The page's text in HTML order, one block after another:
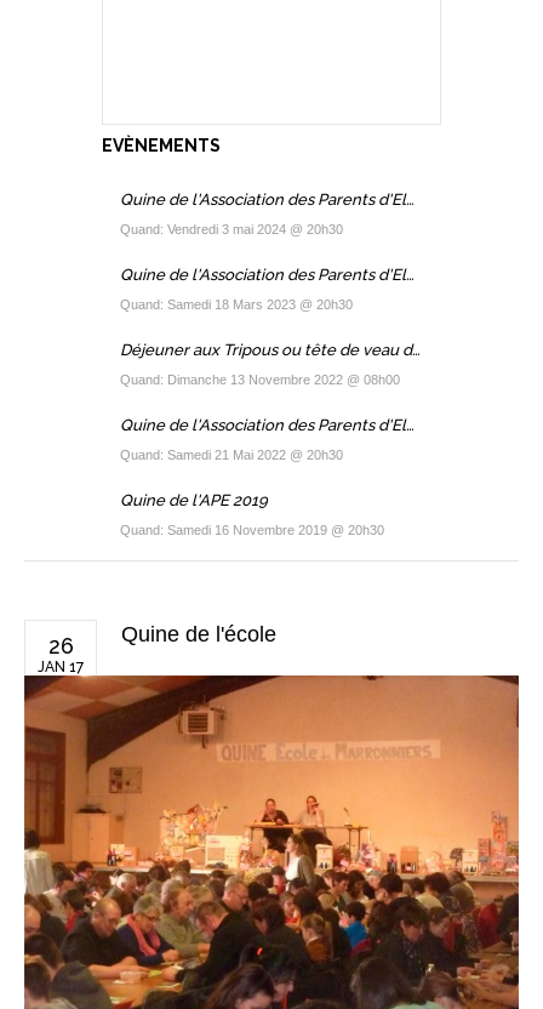
EVÈNEMENTS
Quine de l'Association des Parents d'Elèves 2024
Quand: Vendredi 3 mai 2024 @ 20h30
Quine de l'Association des Parents d'Elèves 2023
Quand: Samedi 18 Mars 2023 @ 20h30
Déjeuner aux Tripous ou tête de veau de l'APE
Quand: Dimanche 13 Novembre 2022 @ 08h00
Quine de l'Association des Parents d'Elèves 2022
Quand: Samedi 21 Mai 2022 @ 20h30
Quine de l'APE 2019
Quand: Samedi 16 Novembre 2019 @ 20h30
26
JAN 17
Quine de l'école